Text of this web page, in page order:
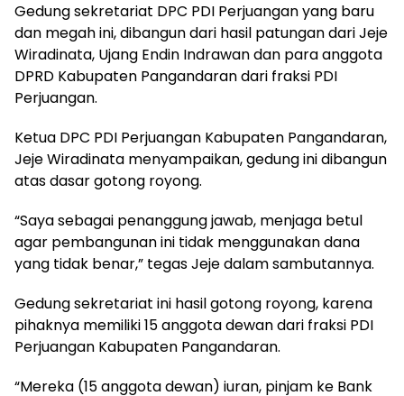
Gedung sekretariat DPC PDI Perjuangan yang baru
dan megah ini, dibangun dari hasil patungan dari Jeje
Wiradinata, Ujang Endin Indrawan dan para anggota
DPRD Kabupaten Pangandaran dari fraksi PDI
Perjuangan.
Ketua DPC PDI Perjuangan Kabupaten Pangandaran,
Jeje Wiradinata menyampaikan, gedung ini dibangun
atas dasar gotong royong.
“Saya sebagai penanggung jawab, menjaga betul
agar pembangunan ini tidak menggunakan dana
yang tidak benar,” tegas Jeje dalam sambutannya.
Gedung sekretariat ini hasil gotong royong, karena
pihaknya memiliki 15 anggota dewan dari fraksi PDI
Perjuangan Kabupaten Pangandaran.
“Mereka (15 anggota dewan) iuran, pinjam ke Bank